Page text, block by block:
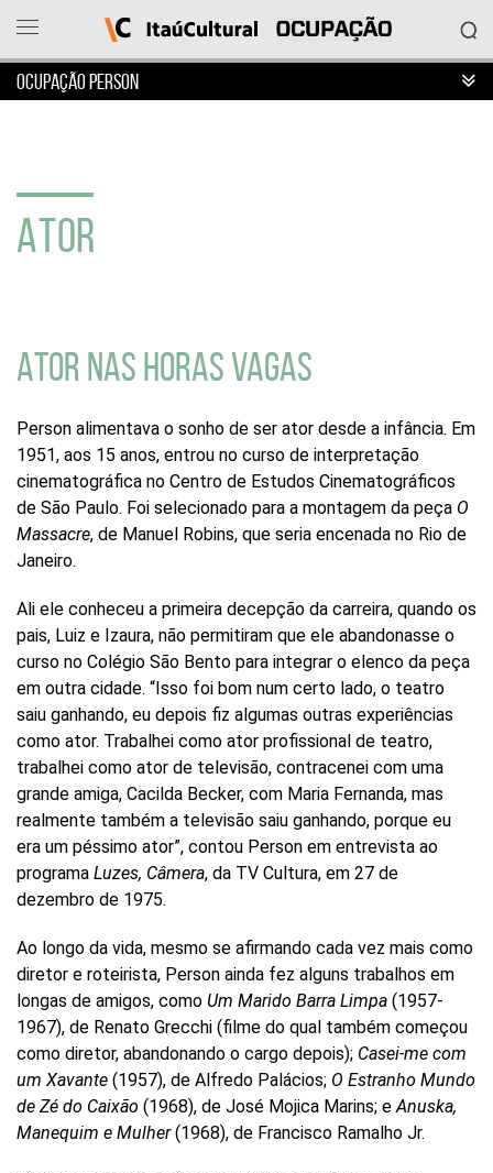
Ocupação
Cultural
que
ocupações
Sobre
projeto
Entrar
contato
Buscar
por
ocupação
Site
Itaú
Cultural
OCUPAÇÃO PERSON
ATOR
ATOR NAS HORAS VAGAS
Person alimentava o sonho de ser ator desde a infância. Em
1951, aos 15 anos, entrou no curso de interpretação
cinematográfica no Centro de Estudos Cinematográficos
de São Paulo. Foi selecionado para a montagem da peça O
Massacre, de Manuel Robins, que seria encenada no Rio de
Janeiro.
Ali ele conheceu a primeira decepção da carreira, quando os
pais, Luiz e Izaura, não permitiram que ele abandonasse o
curso no Colégio São Bento para integrar o elenco da peça
em outra cidade. “Isso foi bom num certo lado, o teatro
saiu ganhando, eu depois fiz algumas outras experiências
como ator. Trabalhei como ator profissional de teatro,
trabalhei como ator de televisão, contracenei com uma
grande amiga, Cacilda Becker, com Maria Fernanda, mas
realmente também a televisão saiu ganhando, porque eu
era um péssimo ator”, contou Person em entrevista ao
programa Luzes, Câmera, da TV Cultura, em 27 de
dezembro de 1975.
Ao longo da vida, mesmo se afirmando cada vez mais como
diretor e roteirista, Person ainda fez alguns trabalhos em
longas de amigos, como Um Marido Barra Limpa (1957-
1967), de Renato Grecchi (filme do qual também começou
como diretor, abandonando o cargo depois); Casei-me com
um Xavante (1957), de Alfredo Palácios; O Estranho Mundo
de Zé do Caixão (1968), de José Mojica Marins; eAnuska,
Manequim e Mulher(1968), de Francisco Ramalho Jr.